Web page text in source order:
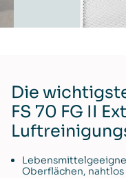
Die
FS 70 FG II
Oberflächen,